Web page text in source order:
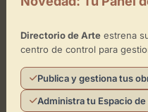
Catedral del
−
Directorio de Arteestrena
centro de control para
Publica y gestiona tus
Administra tu Espacio de